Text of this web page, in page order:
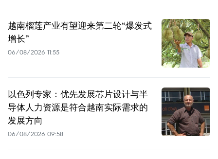
越南榴莲产业有望迎来第二轮“爆发式
增长”
06/08/2026 11:55
以色列专家：优先发展芯片设计与半
导体人力资源是符合越南实际需求的
发展方向
06/08/2026 09:58